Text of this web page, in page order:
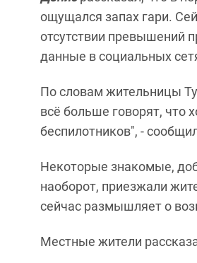
ощущался запах гари.
отсутствии превышений
данные в социальных
По словам жительницы
всё больше говорят, что
беспилотников", -
Некоторые знакомые,
наоборот, приезжали
сейчас размышляет о
Местные жители